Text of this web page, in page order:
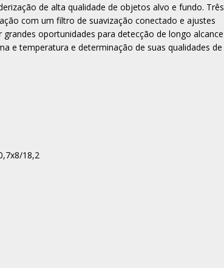
de alta qualidade de objetos alvo e fundo. Três
com um filtro de suavização conectado e ajustes
oportunidades para detecção de longo alcance
e temperatura e determinação de suas qualidades de
18,2